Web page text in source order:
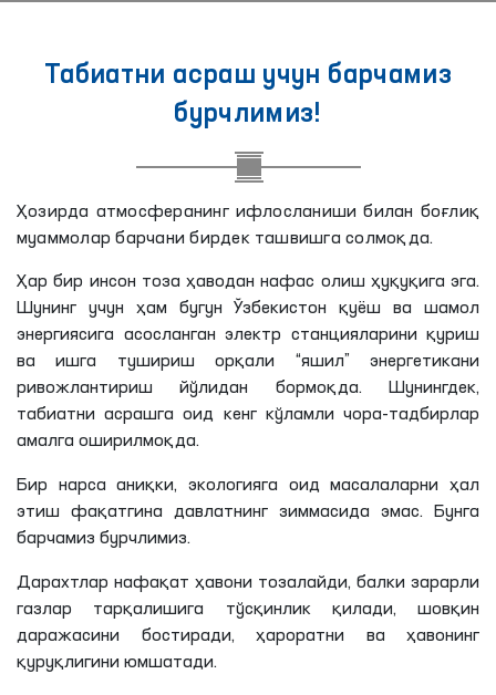
Табиатни асраш учун барчамиз
бурчлимиз!
Ҳозирда атмосферанинг ифлосланиши билан боғлиқ
муаммолар барчани бирдек ташвишга солмоқда.
Ҳар бир инсон тоза ҳаводан нафас олиш ҳуқуқига эга.
Шунинг учун ҳам бугун Ўзбекистон қуёш ва шамол
энергиясига асосланган электр станцияларини қуриш
ва ишга тушириш орқали “яшил” энергетикани
ривожлантириш йўлидан бормоқда. Шунингдек,
табиатни асрашга оид кенг кўламли чора-тадбирлар
амалга оширилмоқда.
Бир нарса аниқки, экологияга оид масалаларни ҳал
этиш фақатгина давлатнинг зиммасида эмас. Бунга
барчамиз бурчлимиз.
Дарахтлар нафақат ҳавони тозалайди, балки зарарли
газлар тарқалишига тўсқинлик қилади, шовқин
даражасини бостиради, ҳароратни ва ҳавонинг
қуруқлигини юмшатади.